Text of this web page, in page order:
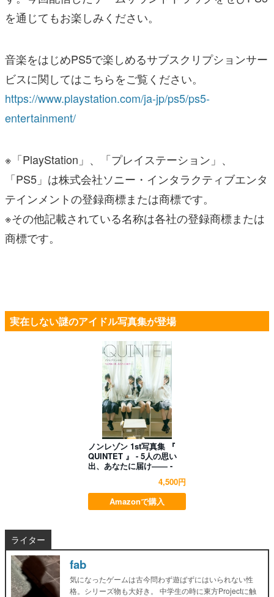
を通じてもお楽しみください。
音楽をはじめPS5で楽しめるサブスクリプションサー
ビスに関してはこちらをご覧ください。
https://www.playstation.com/ja-jp/ps5/ps5-
entertainment/
※「PlayStation」、「プレイステーション」、
「PS5」は株式会社ソニー・インタラクティブエンタ
テインメントの登録商標または商標です。
※その他記載されている名称は各社の登録商標または
商標です。
実在しない謎のアイドル写真集が登場
ノンレゾン 1st写真集 『
QUINTET 』 - 5人の思い
出、あなたに届け―― -
4,500円
Amazonで購入
ライター
fab
気になったゲームは古今問わず遊ばずにはいられない性
格。シリーズ物も大好き。 中学生の時に東方Projectに触